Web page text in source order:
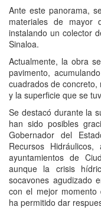
Ante este panorama,
materiales de mayor
instalando un colector
Sinaloa.
Actualmente, la obra
pavimento,
cuadrados de
y la superficie que se
Se destacó durante la
han sido posibles
Gobernador del
Recursos
ayuntamientos de
aunque la crisis
socavones agudizado
con el mejor momento
ha permitido dar